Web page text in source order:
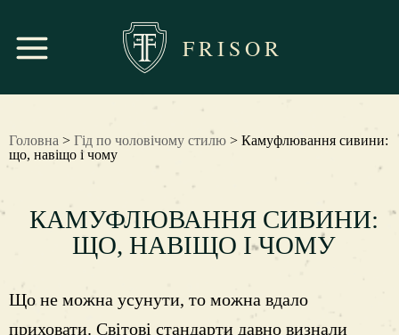
FRISOR
Головна > Гід по чоловічому стилю > Камуфлювання сивини:
що, навіщо і чому
КАМУФЛЮВАННЯ СИВИНИ:
ЩО, НАВІЩО І ЧОМУ
Що не можна усунути, то можна вдало
приховати. Світові стандарти давно визнали